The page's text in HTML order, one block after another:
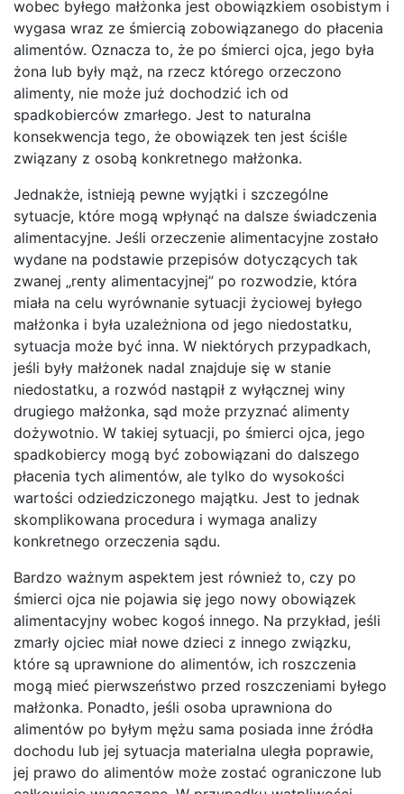
wobec byłego małżonka jest obowiązkiem osobistym i
wygasa wraz ze śmiercią zobowiązanego do płacenia
alimentów. Oznacza to, że po śmierci ojca, jego była
żona lub były mąż, na rzecz którego orzeczono
alimenty, nie może już dochodzić ich od
spadkobierców zmarłego. Jest to naturalna
konsekwencja tego, że obowiązek ten jest ściśle
związany z osobą konkretnego małżonka.
Jednakże, istnieją pewne wyjątki i szczególne
sytuacje, które mogą wpłynąć na dalsze świadczenia
alimentacyjne. Jeśli orzeczenie alimentacyjne zostało
wydane na podstawie przepisów dotyczących tak
zwanej „renty alimentacyjnej” po rozwodzie, która
miała na celu wyrównanie sytuacji życiowej byłego
małżonka i była uzależniona od jego niedostatku,
sytuacja może być inna. W niektórych przypadkach,
jeśli były małżonek nadal znajduje się w stanie
niedostatku, a rozwód nastąpił z wyłącznej winy
drugiego małżonka, sąd może przyznać alimenty
dożywotnio. W takiej sytuacji, po śmierci ojca, jego
spadkobiercy mogą być zobowiązani do dalszego
płacenia tych alimentów, ale tylko do wysokości
wartości odziedziczonego majątku. Jest to jednak
skomplikowana procedura i wymaga analizy
konkretnego orzeczenia sądu.
Bardzo ważnym aspektem jest również to, czy po
śmierci ojca nie pojawia się jego nowy obowiązek
alimentacyjny wobec kogoś innego. Na przykład, jeśli
zmarły ojciec miał nowe dzieci z innego związku,
które są uprawnione do alimentów, ich roszczenia
mogą mieć pierwszeństwo przed roszczeniami byłego
małżonka. Ponadto, jeśli osoba uprawniona do
alimentów po byłym mężu sama posiada inne źródła
dochodu lub jej sytuacja materialna uległa poprawie,
jej prawo do alimentów może zostać ograniczone lub